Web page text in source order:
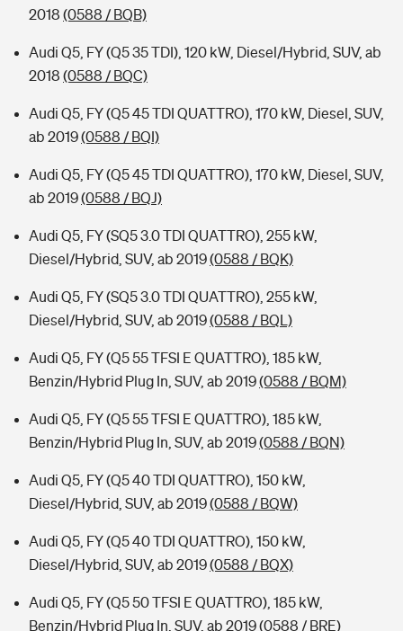
2018 (0588 / BQB)
Audi Q5, FY (Q5 35 TDI), 120 kW, Diesel/Hybrid, SUV, ab
2018 (0588 / BQC)
Audi Q5, FY (Q5 45 TDI QUATTRO), 170 kW, Diesel, SUV,
ab 2019(0588 / BQI)
Audi Q5, FY (Q5 45 TDI QUATTRO), 170 kW, Diesel, SUV,
ab 2019(0588 / BQJ)
Audi Q5, FY (SQ5 3.0 TDI QUATTRO), 255 kW,
Diesel/Hybrid, SUV, ab 2019(0588 / BQK)
Audi Q5, FY (SQ5 3.0 TDI QUATTRO), 255 kW,
Diesel/Hybrid, SUV, ab 2019(0588 / BQL)
Audi Q5, FY (Q5 55 TFSI E QUATTRO), 185 kW,
Benzin/Hybrid Plug In, SUV, ab 2019(0588 / BQM)
Audi Q5, FY (Q5 55 TFSI E QUATTRO), 185 kW,
Benzin/Hybrid Plug In, SUV, ab 2019(0588 / BQN)
Audi Q5, FY (Q5 40 TDI QUATTRO), 150 kW,
Diesel/Hybrid, SUV, ab 2019(0588 / BQW)
Audi Q5, FY (Q5 40 TDI QUATTRO), 150 kW,
Diesel/Hybrid, SUV, ab 2019(0588 / BQX)
Audi Q5, FY (Q5 50 TFSI E QUATTRO), 185 kW,
Benzin/Hybrid Plug In, SUV, ab 2019(0588 / BRE)